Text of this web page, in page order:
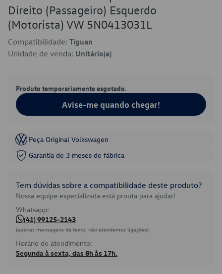
Direito (Passageiro) Esquerdo
(Motorista) VW 5N0413031L
Compatibilidade: Tiguan
Unidade de venda: Unitário(a)
Produto temporariamente esgotado.
Avise-me quando chegar!
Peça Original Volkswagen
Garantia de 3 meses de fábrica
Tem dúvidas sobre a compatibilidade deste produto?
Nossa equipe especializada está pronta para ajudar!
Whatsapp:
(41) 99125-2143
(apenas mensagens de texto, não atendemos ligações)
Horário de atendimento:
Segunda à sexta, das 8h às 17h.